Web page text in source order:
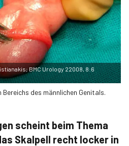
BMC Urology 22008, 8:6
des männlichen Genitals.
scheint beim Thema
Skalpell recht locker in